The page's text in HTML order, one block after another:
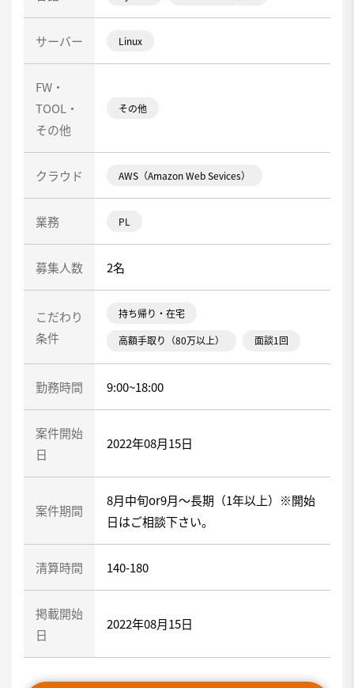
サーバー Linux
FW・
TOOL・
その他
その他
クラウド AWS（Amazon Web Sevices）
業務 PL
募集人数 2名
こだわり
条件
持ち帰り・在宅
高額手取り（80万以上） 面談1回
勤務時間 9:00~18:00
案件開始
日
2022年08月15日
案件期間
8月中旬or9月～長期（1年以上）※開始
日はご相談下さい。
清算時間 140-180
掲載開始
日
2022年08月15日